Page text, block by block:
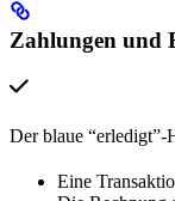
Zahlungen und
Der blaue “erledigt”-
Eine